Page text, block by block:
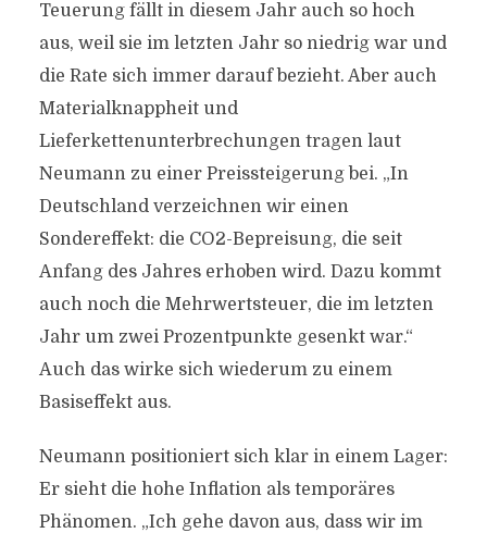
Teuerung fällt in diesem Jahr auch so hoch
aus, weil sie im letzten Jahr so niedrig war und
die Rate sich immer darauf bezieht. Aber auch
Materialknappheit und
Lieferkettenunterbrechungen tragen laut
Neumann zu einer Preissteigerung bei. „In
Deutschland verzeichnen wir einen
Sondereffekt: die CO2-Bepreisung, die seit
Anfang des Jahres erhoben wird. Dazu kommt
auch noch die Mehrwertsteuer, die im letzten
Jahr um zwei Prozentpunkte gesenkt war.“
Auch das wirke sich wiederum zu einem
Basiseffekt aus.
Neumann positioniert sich klar in einem Lager:
Er sieht die hohe Inflation als temporäres
Phänomen. „Ich gehe davon aus, dass wir im